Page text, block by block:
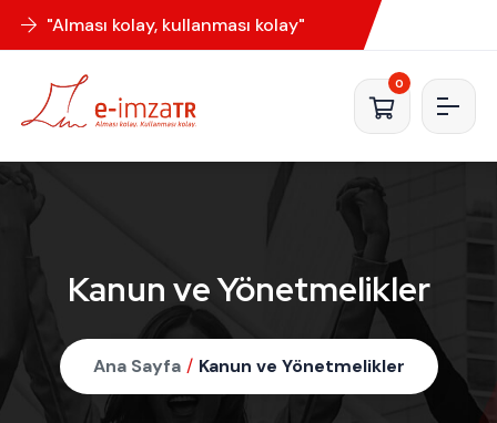
"Alması kolay, kullanması kolay"
0
Kanun ve Yönetmelikler
Ana Sayfa / Kanun ve Yönetmelikler